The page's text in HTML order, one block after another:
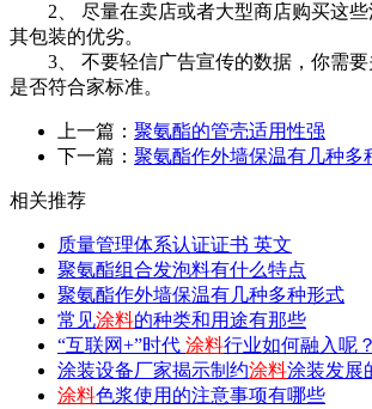
2、 尽量在卖店或者大型商店购买这些
其包装的优劣。
3、 不要轻信广告宣传的数据，你需要
是否符合家标准。
上一篇： 聚氨酯的管壳适用性强
下一篇： 聚氨酯作外墙保温有几种多
相关推荐
质量管理体系认证证书 英文
聚氨酯组合发泡料有什么特点
聚氨酯作外墙保温有几种多种形式
常见涂料的种类和用途有那些
“互联网+”时代 涂料行业如何融入呢？
涂装设备厂家揭示制约涂料涂装发展
涂料色浆使用的注意事项有哪些